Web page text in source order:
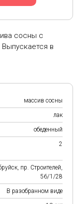
сосны с
в
массив сосны
лак
обеденный
2
пр. Строителей,
56/1/28
В разобранном виде